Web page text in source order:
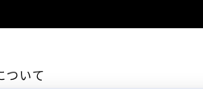
ついて